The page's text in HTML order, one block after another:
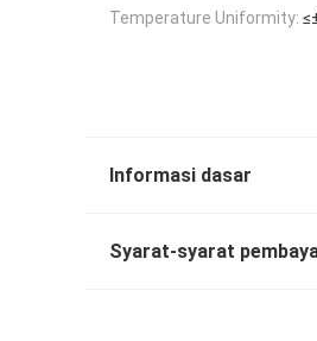
Temperature Uniformity:
Informasi dasar
Syarat-syarat